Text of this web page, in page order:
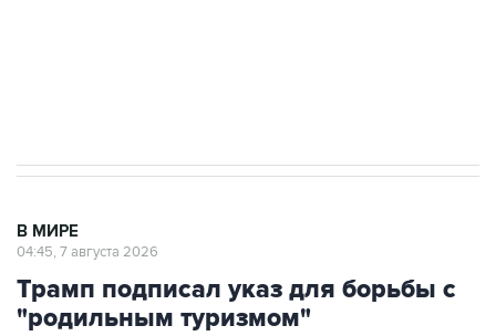
В МИРЕ
04:45, 7 августа 2026
Трамп подписал указ для борьбы с
"родильным туризмом"